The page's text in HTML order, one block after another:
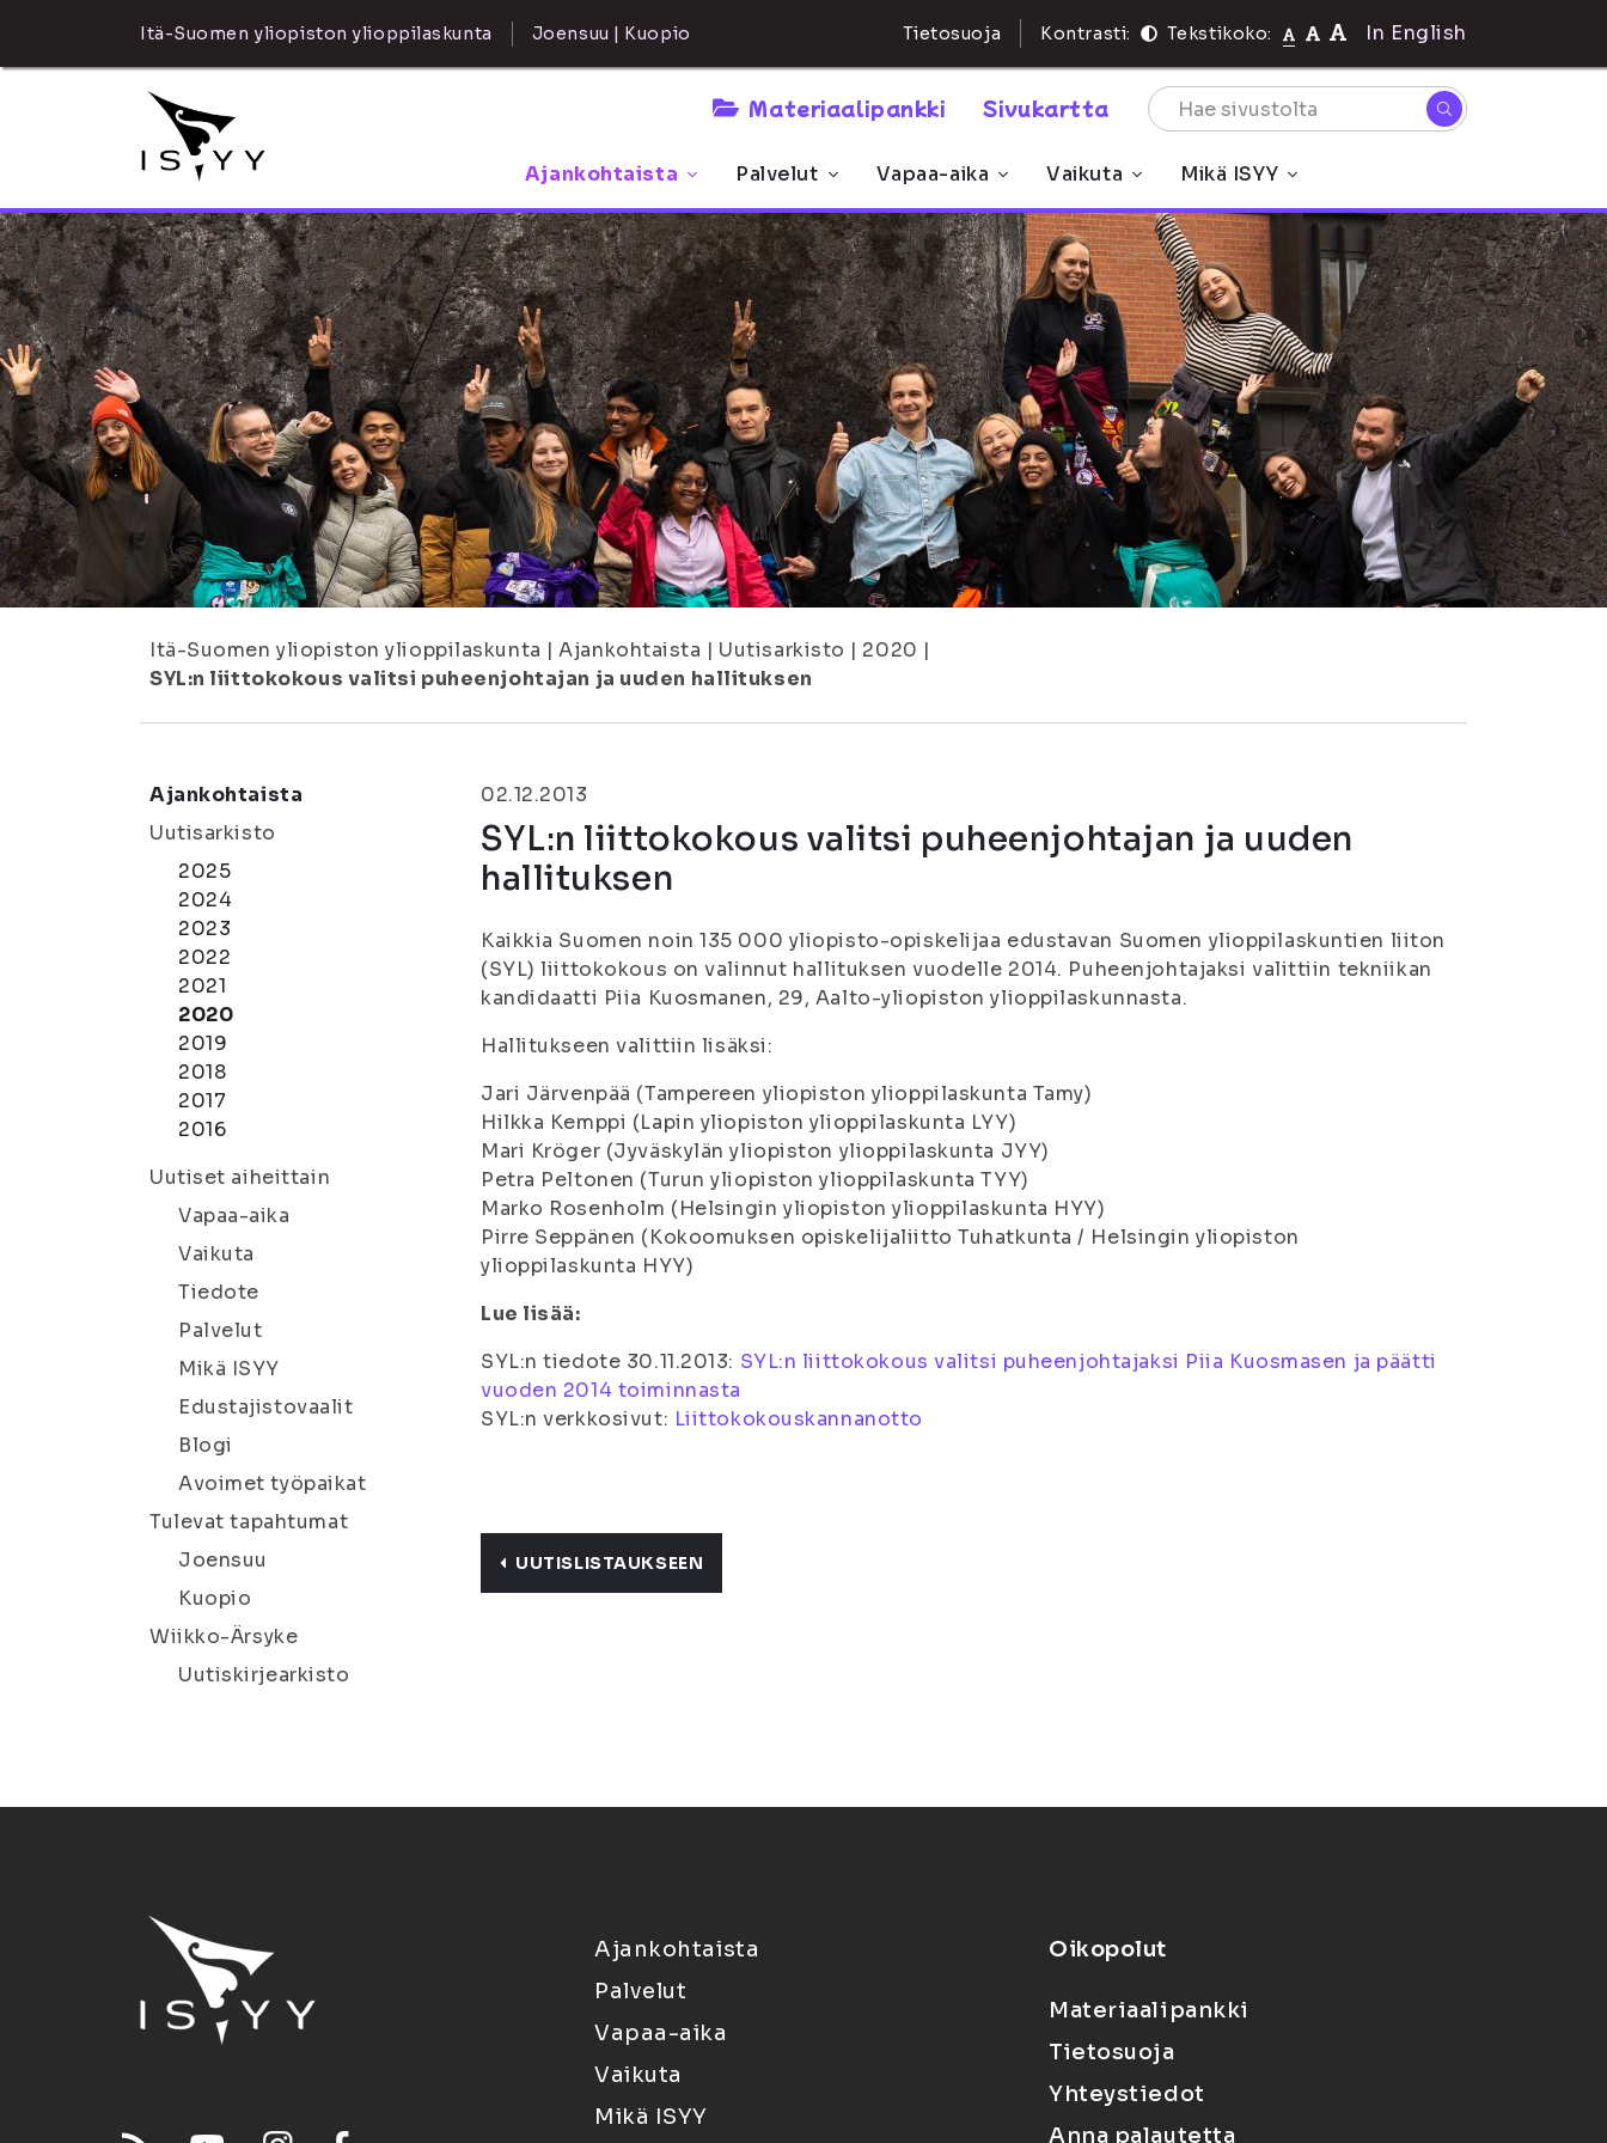
Itä-Suomen yliopiston ylioppilaskunta Joensuu | Kuopio Tietosuoja Kontrasti: Tekstikoko: In English
Materiaalipankki Sivukartta
Ajankohtaista Palvelut Vapaa-aika Vaikuta Mikä ISYY
Itä-Suomen yliopiston ylioppilaskunta | Ajankohtaista | Uutisarkisto | 2020 |
SYL:n liittokokous valitsi puheenjohtajan ja uuden hallituksen
Ajankohtaista
Uutisarkisto
2025
2024
2023
2022
2021
2020
2019
2018
2017
2016
Uutiset aiheittain
Vapaa-aika
Vaikuta
Tiedote
Palvelut
Mikä ISYY
Edustajistovaalit
Blogi
Avoimet työpaikat
Tulevat tapahtumat
Joensuu
Kuopio
Wiikko-Ärsyke
Uutiskirjearkisto
02.12.2013
SYL:n liittokokous valitsi puheenjohtajan ja uuden
hallituksen
Kaikkia Suomen noin 135 000 yliopisto-opiskelijaa edustavan Suomen ylioppilaskuntien liiton
(SYL) liittokokous on valinnut hallituksen vuodelle 2014. Puheenjohtajaksi valittiin tekniikan
kandidaatti Piia Kuosmanen, 29, Aalto-yliopiston ylioppilaskunnasta.
Hallitukseen valittiin lisäksi:
Jari Järvenpää (Tampereen yliopiston ylioppilaskunta Tamy)
Hilkka Kemppi (Lapin yliopiston ylioppilaskunta LYY)
Mari Kröger (Jyväskylän yliopiston ylioppilaskunta JYY)
Petra Peltonen (Turun yliopiston ylioppilaskunta TYY)
Marko Rosenholm (Helsingin yliopiston ylioppilaskunta HYY)
Pirre Seppänen (Kokoomuksen opiskelijaliitto Tuhatkunta / Helsingin yliopiston
ylioppilaskunta HYY)
Lue lisää:
SYL:n tiedote 30.11.2013: SYL:n liittokokous valitsi puheenjohtajaksi Piia Kuosmasen ja päätti
vuoden 2014 toiminnasta
SYL:n verkkosivut: Liittokokouskannanotto
UUTISLISTAUKSEEN
Ajankohtaista
Palvelut
Vapaa-aika
Vaikuta
Mikä ISYY
Oikopolut
Materiaalipankki
Tietosuoja
Yhteystiedot
Anna palautetta